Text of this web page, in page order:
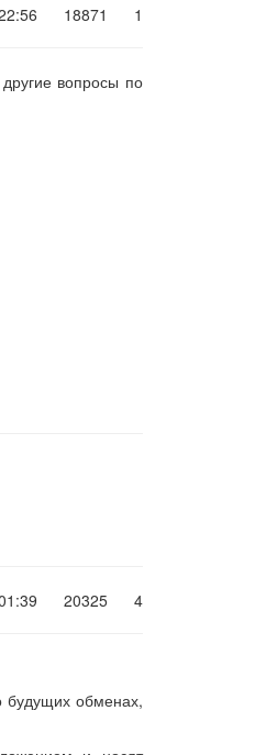
18871 1
вопросы по
20325 4
будущих обменах,